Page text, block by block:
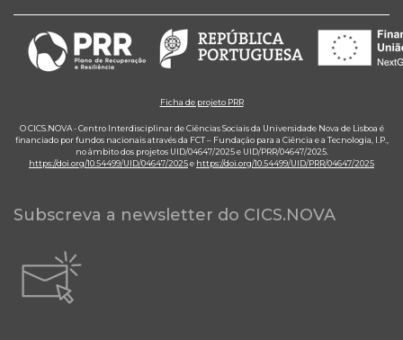
Ficha de projeto PRR
O CICS.NOVA - Centro Interdisciplinar de Ciências Sociais da Universidade Nova de Lisboa é
financiado por fundos nacionais através da FCT – Fundação para a Ciência e a Tecnologia, I.P.,
no âmbito dos projetos UID/04647/2025 e UID/PRR/04647/2025.
https://doi.org/10.54499/UID/04647/2025e https://doi.org/10.54499/UID/PRR/04647/2025
Subscreva a newsletter do CICS.NOVA